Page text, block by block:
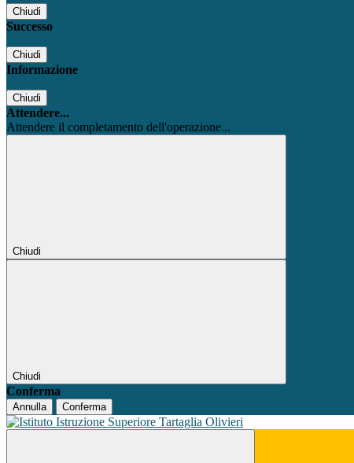
Chiudi
Successo
Chiudi
Informazione
Chiudi
Attendere...
Attendere il completamento dell'operazione...
Chiudi
Chiudi
Conferma
Annulla Conferma